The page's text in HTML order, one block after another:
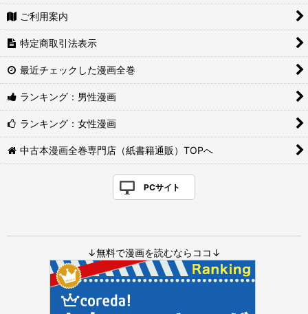
ご利用案内
特定商取引法表示
最近チェックした漫画全巻
ランキング：男性漫画
ランキング：女性漫画
中古本漫画全巻専門店（紙書籍通販）TOPへ
PCサイト
↓無料で漫画を読むならココ↓